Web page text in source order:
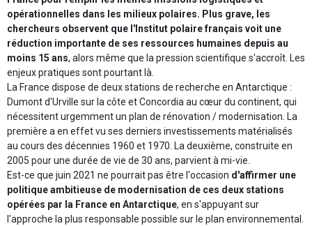
opérationnelles dans les milieux polaires. Plus grave, les
chercheurs observent que l'Institut polaire français voit une
réduction importante de ses ressources humaines depuis au
moins 15 ans, alors même que la pression scientifique s'accroît. Les
enjeux pratiques sont pourtant là.
La France dispose de deux stations de recherche en Antarctique :
Dumont d'Urville sur la côte et Concordia au cœur du continent, qui
nécessitent urgemment un plan de rénovation / modernisation. La
première a en effet vu ses derniers investissements matérialisés
au cours des décennies 1960 et 1970. La deuxième, construite en
2005 pour une durée de vie de 30 ans, parvient à mi-vie.
Est-ce que juin 2021 ne pourrait pas être l'occasion d'affirmer une
politique ambitieuse de modernisation de ces deux stations
opérées par la France en Antarctique, en s'appuyant sur
l'approche la plus responsable possible sur le plan environnemental.